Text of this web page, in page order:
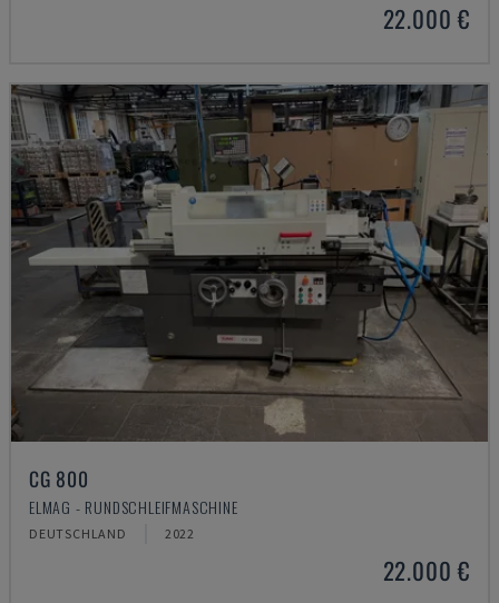
22.000 €
CG 800
ELMAG - RUNDSCHLEIFMASCHINE
DEUTSCHLAND 2022
22.000 €